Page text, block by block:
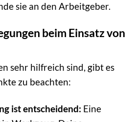
sie an den Arbeitgeber.
beim Einsatz von
sehr hilfreich sind, gibt es
zu beachten:
ist entscheidend: Eine